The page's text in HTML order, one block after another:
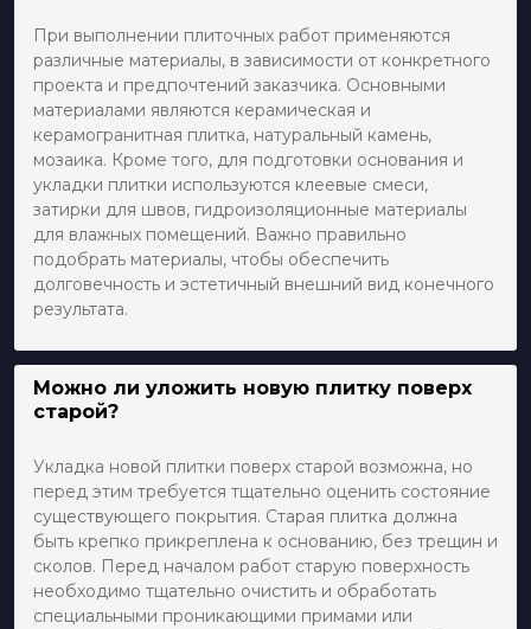
При выполнении плиточных работ применяются
различные материалы, в зависимости от конкретного
проекта и предпочтений заказчика. Основными
материалами являются керамическая и
керамогранитная плитка, натуральный камень,
мозаика. Кроме того, для подготовки основания и
укладки плитки используются клеевые смеси,
затирки для швов, гидроизоляционные материалы
для влажных помещений. Важно правильно
подобрать материалы, чтобы обеспечить
долговечность и эстетичный внешний вид конечного
результата.
Можно ли уложить новую плитку поверх
старой?
Укладка новой плитки поверх старой возможна, но
перед этим требуется тщательно оценить состояние
существующего покрытия. Старая плитка должна
быть крепко прикреплена к основанию, без трещин и
сколов. Перед началом работ старую поверхность
необходимо тщательно очистить и обработать
специальными проникающими примами или